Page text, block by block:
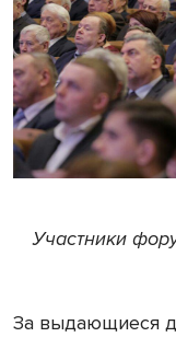
Участники
За выдающиеся